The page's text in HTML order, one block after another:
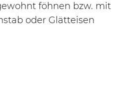
föhnen bzw. mit
oder Glätteisen